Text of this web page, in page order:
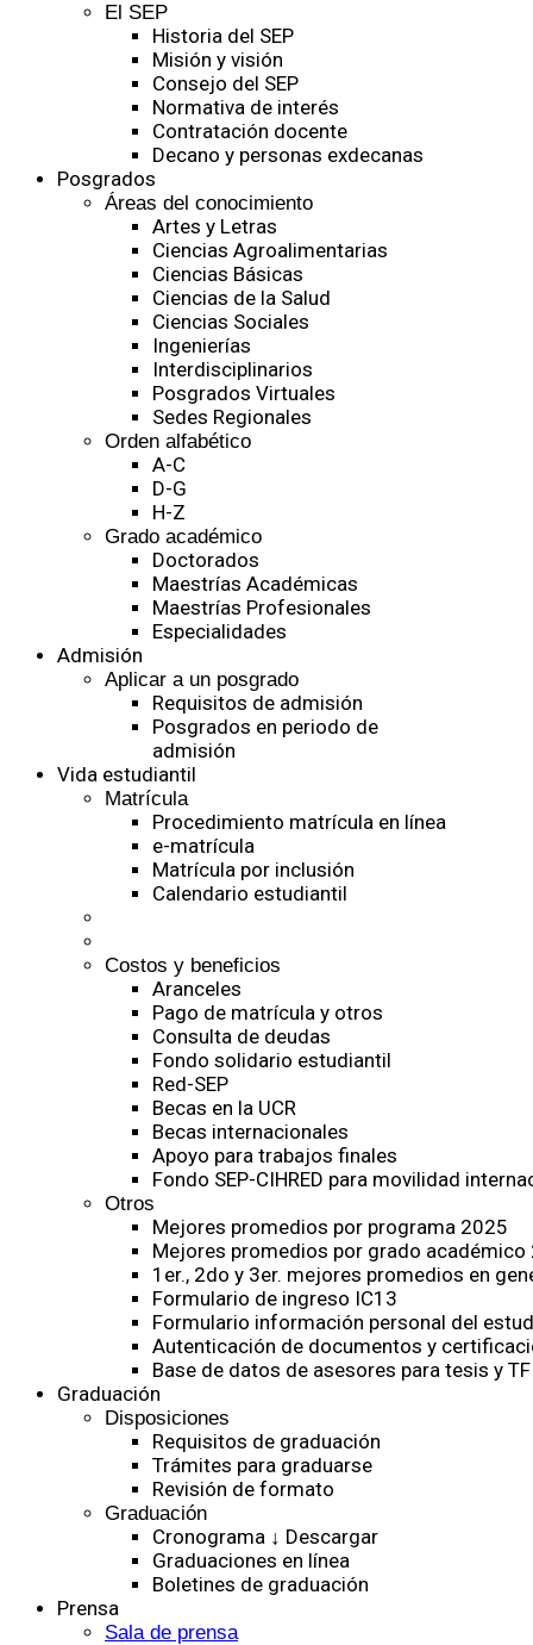
El SEP
Historia del SEP
Misión y visión
Consejo del SEP
Normativa de interés
Contratación docente
Decano y personas exdecanas
Posgrados
Áreas del conocimiento
Artes y Letras
Ciencias Agroalimentarias
Ciencias Básicas
Ciencias de la Salud
Ciencias Sociales
Ingenierías
Interdisciplinarios
Posgrados Virtuales
Sedes Regionales
Orden alfabético
A-C
D-G
H-Z
Grado académico
Doctorados
Maestrías Académicas
Maestrías Profesionales
Especialidades
Admisión
Aplicar a un posgrado
Requisitos de admisión
Posgrados en periodo de
admisión
Vida estudiantil
Matrícula
Procedimiento matrícula en línea
e-matrícula
Matrícula por inclusión
Calendario estudiantil
Costos y beneficios
Aranceles
Pago de matrícula y otros
Consulta de deudas
Fondo solidario estudiantil
Red-SEP
Becas en la UCR
Becas internacionales
Apoyo para trabajos finales
Fondo SEP-CIHRED para movilidad
Otros
Mejores promedios por programa 2025
Mejores promedios por grado académico
1er., 2do y 3er. mejores promedios en
Formulario de ingreso IC13
Formulario información personal del
Autenticación de documentos y
Base de datos de asesores para tesis y
Graduación
Disposiciones
Requisitos de graduación
Trámites para graduarse
Revisión de formato
Graduación
Cronograma ↓ Descargar
Graduaciones en línea
Boletines de graduación
Prensa
Sala de prensa